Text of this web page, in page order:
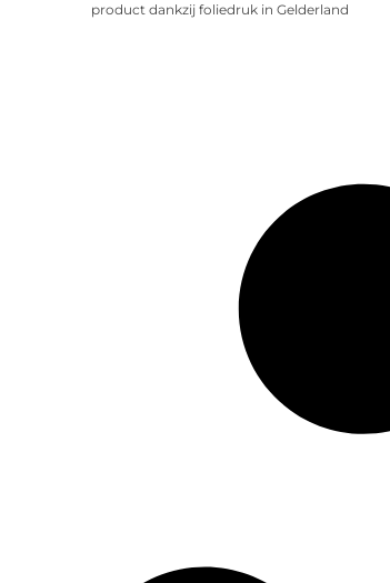
product dankzij foliedruk in Gelderland